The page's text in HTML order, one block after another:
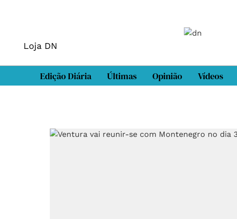
Loja DN
Edição Diária Últimas Opinião Vídeos